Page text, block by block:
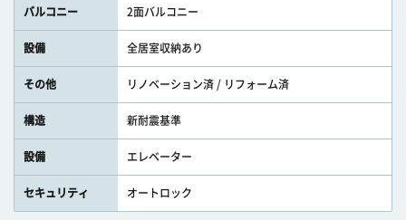
バルコニー 2面バルコニー
設備 全居室収納あり
その他 リノベーション済 / リフォーム済
構造 新耐震基準
設備 エレベーター
セキュリティ オートロック